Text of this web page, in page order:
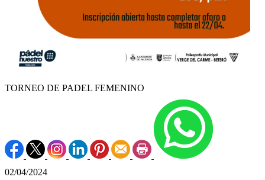
TORNEO DE PADEL FEMENINO
02/04/2024